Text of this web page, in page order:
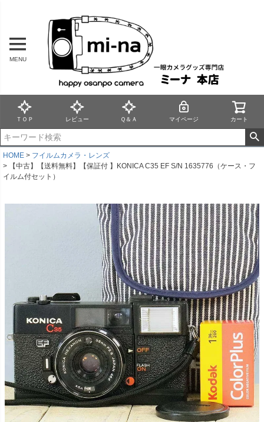
MENU
ＴＯＰ レビュー Ｑ＆Ａ マイページ カート
HOME
フイルムカメラ・レンズ
【中古】【送料無料】【保証付 】KONICA C35 EF S/N 1635776（ケース・フ
イルム付セット）